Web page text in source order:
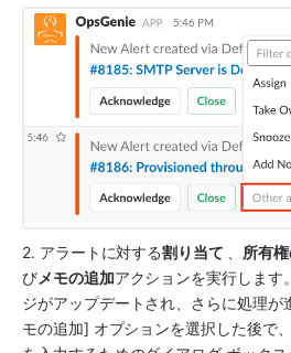
2. アラートに対する割り当て 所有
びメモの追加アクションを実行します
ジがアップデートされ、さらに処理が
モの追加] オプションを選択した後で